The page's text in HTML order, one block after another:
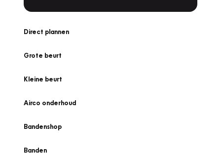
Direct plannen
Grote beurt
Kleine beurt
Airco onderhoud
Bandenshop
Banden